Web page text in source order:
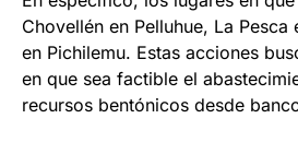
Chovellén en Pelluhue, La Pesca
en Pichilemu. Estas acciones
en que sea factible el
recursos bentónicos desde